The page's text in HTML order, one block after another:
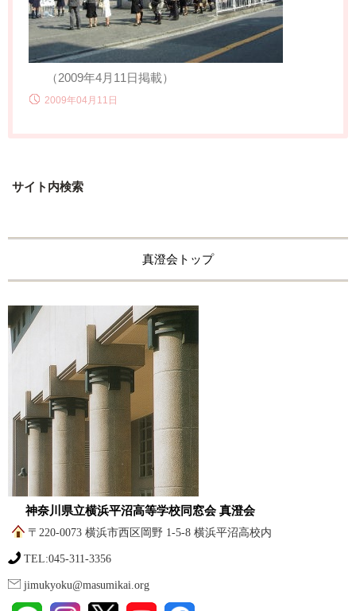
（2009年4月11日掲載）
2009年04月11日
サイト内検索
真澄会トップ
神奈川県立横浜平沼高等学校同窓会 真澄会
〒220-0073 横浜市西区岡野 1-5-8 横浜平沼高校内
TEL:045-311-3356
jimukyoku@masumikai.org